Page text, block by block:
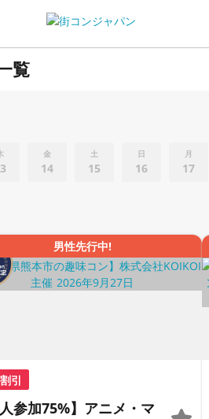
覧
金
14
土
15
日
16
月
17
男性先行中!
引
人参加75%】アニメ・マ